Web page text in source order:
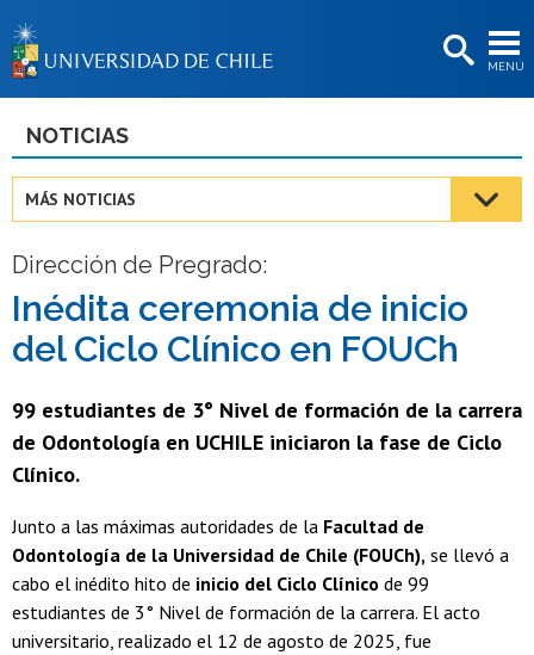
MENÚ
BIBLIOTECAS
Estudiantes
Académicas/os
Funcionarias/os
Egresadas/os
NOTICIAS
MÁS NOTICIAS
Dirección de Pregrado:
Inédita ceremonia de inicio
del Ciclo Clínico en FOUCh
99 estudiantes de 3° Nivel de formación de la carrera
de Odontología en UCHILE iniciaron la fase de Ciclo
Clínico.
Junto a las máximas autoridades de la Facultad de
Odontología de la Universidad de Chile (FOUCh), se llevó a
cabo el inédito hito de inicio del Ciclo Clínico de 99
estudiantes de 3° Nivel de formación de la carrera. El acto
universitario, realizado el 12 de agosto de 2025, fue